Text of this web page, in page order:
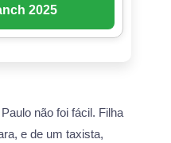
2025
não foi fácil. Filha
e de um taxista,